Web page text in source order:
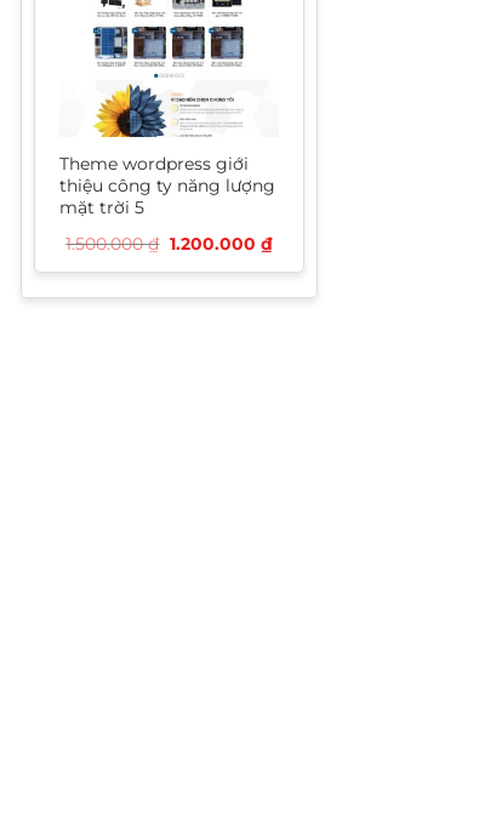
Theme wordpress giới
thiệu công ty năng lượng
mặt trời 5
1.500.000₫ Giá
là:
1.500.000 ₫.
1.200.000 ₫Giá
hiện
tại
là: